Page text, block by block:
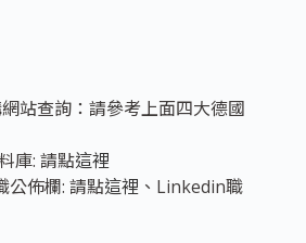
站查詢：請參考上面四大德國
庫: 請點這裡
公佈欄: 請點這裡 、Linkedin職